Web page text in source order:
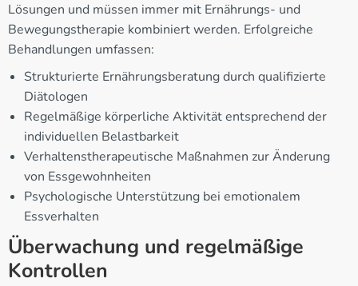
Lösungen und müssen immer mit Ernährungs- und
Bewegungstherapie kombiniert werden. Erfolgreiche
Behandlungen umfassen:
Strukturierte Ernährungsberatung durch qualifizierte
Diätologen
Regelmäßige körperliche Aktivität entsprechend der
individuellen Belastbarkeit
Verhaltenstherapeutische Maßnahmen zur Änderung
von Essgewohnheiten
Psychologische Unterstützung bei emotionalem
Essverhalten
Überwachung und regelmäßige
Kontrollen